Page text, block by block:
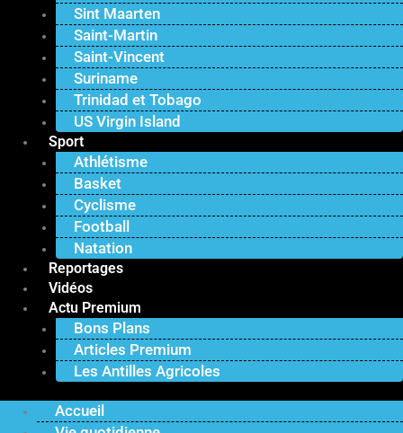
Sint Maarten
Saint-Martin
Saint-Vincent
Suriname
Trinidad et Tobago
US Virgin Island
Sport
Athlétisme
Basket
Cyclisme
Football
Natation
Reportages
Vidéos
Actu Premium
Bons Plans
Articles Premium
Les Antilles Agricoles
Accueil